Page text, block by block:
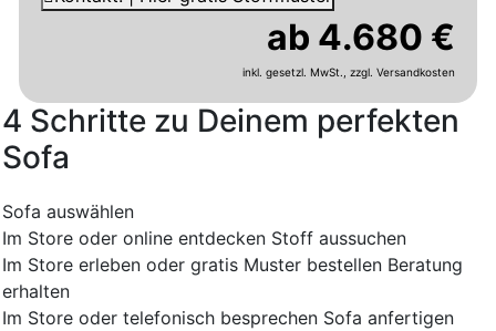
ab 4.680 €
inkl. gesetzl. MwSt., zzgl. Versandkosten
4 Schritte zu Deinem perfekten
Sofa
Sofa auswählen
Im Store oder online entdecken Stoff aussuchen
Im Store erleben oder gratis Muster bestellen Beratung
erhalten
Im Store oder telefonisch besprechen Sofa anfertigen